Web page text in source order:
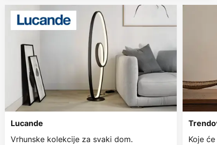
Lucande
Vrhunske kolekcije za svaki dom.
Koje